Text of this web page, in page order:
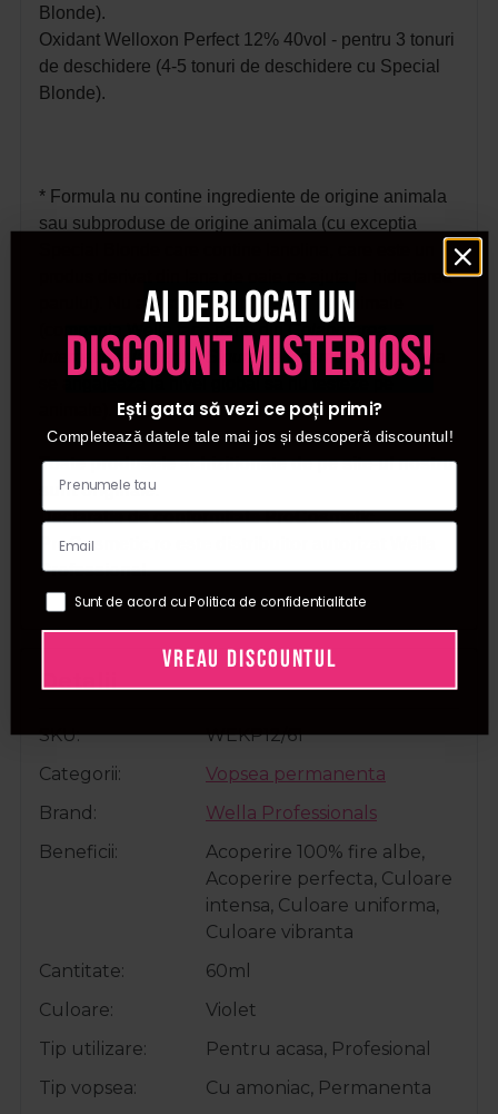
Blonde).
Oxidant Welloxon Perfect 12% 40vol - pentru 3 tonuri
de deschidere (4-5 tonuri de deschidere cu Special
Blonde).
* Formula nu contine ingrediente de origine animala
sau subproduse de origine animala (cu exceptia
produs derivat din lana de oaie ce ajuta la hidratarea
parului). Nu a fost niciodata testata pe animale
(compania Wella face parte din
Colaborarea
Internationala pentru Siguranta Cosmeticelor
; Wella
Toate produsele achizitionate de pe site-ul nostru
sunt originale.
Declaratie de conformitate ProCosmetic.
ProCosmetic.ro este distribuitor autorizat Wella
Professional.
Detalii
SKU
WEKP12/61
Categorii
Vopsea permanenta
Brand
Wella Professionals
Beneficii
Acoperire 100% fire albe,
Acoperire perfecta, Culoare
intensa, Culoare uniforma,
Culoare vibranta
Cantitate
60ml
Culoare
Violet
Tip utilizare
Pentru acasa, Profesional
Tip vopsea
Cu amoniac, Permanenta
Ai deblocat un
discount misterios!
Ești gata să vezi ce poți primi?
Completează datele tale mai jos și descoperă discountul!
Sunt de acord cu Politica de confidentialitate
VREAU DISCOUNTUL